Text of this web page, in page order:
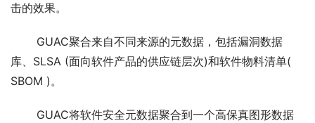
击的效果。
GUAC聚合来自不同来源的元数据，包括漏洞数据
库、SLSA (面向软件产品的供应链层次)和软件物料清单(
SBOM )。
GUAC将软件安全元数据聚合到一个高保真图形数据